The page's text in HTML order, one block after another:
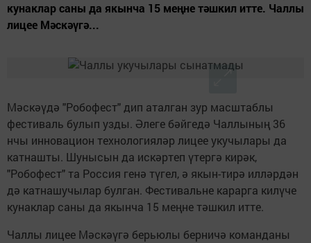
кунаклар саны да якынча 15 меңне тәшкил итте. Чаллы
лицее Мәскәүгә...
Мәскәүдә "Робофест" дип аталган зур масштаблы
фестиваль булып узды. Әлеге бәйгедә Чаллының 36
нчы инновацион технологияләр лицее укучылары да
катнашты. Шунысын да искәртеп үтергә кирәк,
"Робофест" та Россия генә түгел, ә якын-тирә илләрдән
дә катнашучылар булган. Фестивальне карарга килүче
кунаклар саны да якынча 15 меңне тәшкил итте.
Чаллы лицее Мәскәүгә берьюлы берничә команданы